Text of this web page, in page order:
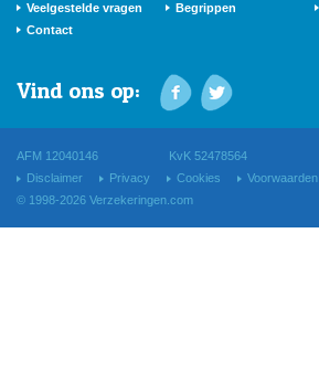
Veelgestelde vragen
Begrippen
Contact
Vind ons op:
AFM 12040146 KvK 52478564
Disclaimer
Privacy Cookies
Voorwaarden
© 1998-2026 Verzekeringen.com